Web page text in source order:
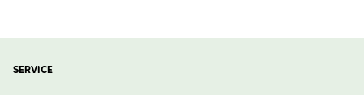
SERVICE